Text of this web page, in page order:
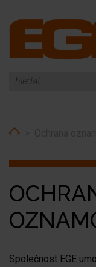
Home
Společnost EGE